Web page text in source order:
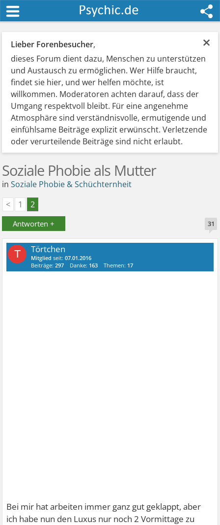
×
Lieber Forenbesucher,
dieses Forum dient dazu, Menschen zu unterstützen
und Austausch zu ermöglichen. Wer Hilfe braucht,
findet sie hier, und wer helfen möchte, ist
willkommen. Moderatoren achten darauf, dass der
Umgang respektvoll bleibt. Für eine angenehme
Atmosphäre sind verständnisvolle, ermutigende und
einfühlsame Beiträge explizit erwünscht. Verletzende
oder verurteilende Beiträge sind nicht erlaubt.
Soziale Phobie als Mutter
inSoziale Phobie & Schüchternheit
<
1 2
Antworten + 31
T Törtchen
Mitglied seit:07.01.2016
Beiträge:297 Danke: 163 Themen: 17
Bei mir hat arbeiten immer ganz gut geklappt, aber
ich habe nun den Luxus nur noch 2 Vormittage zu